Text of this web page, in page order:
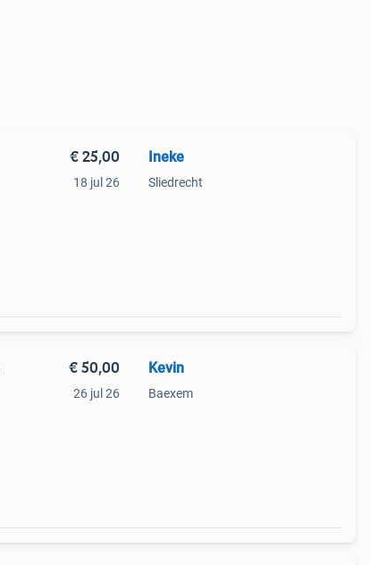
€ 25,00
18 jul 26
Ineke
Sliedrecht
€ 50,00
26 jul 26
Kevin
Baexem